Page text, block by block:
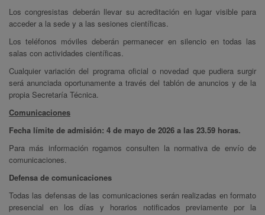
Los congresistas deberán llevar su acreditación en lugar visible para
acceder a la sede y a las sesiones científicas.
Los teléfonos móviles deberán permanecer en silencio en todas las
salas con actividades científicas.
Cualquier variación del programa oficial o novedad que pudiera surgir
será anunciada oportunamente a través del tablón de anuncios y de la
propia Secretaría Técnica.
Comunicaciones
Fecha límite de admisión: 4 de mayo de 2026 a las 23.59 horas.
Para más información rogamos consulten la normativa de envío de
comunicaciones.
Defensa de comunicaciones
Todas las defensas de las comunicaciones serán realizadas en formato
presencial en los días y horarios notificados previamente por la